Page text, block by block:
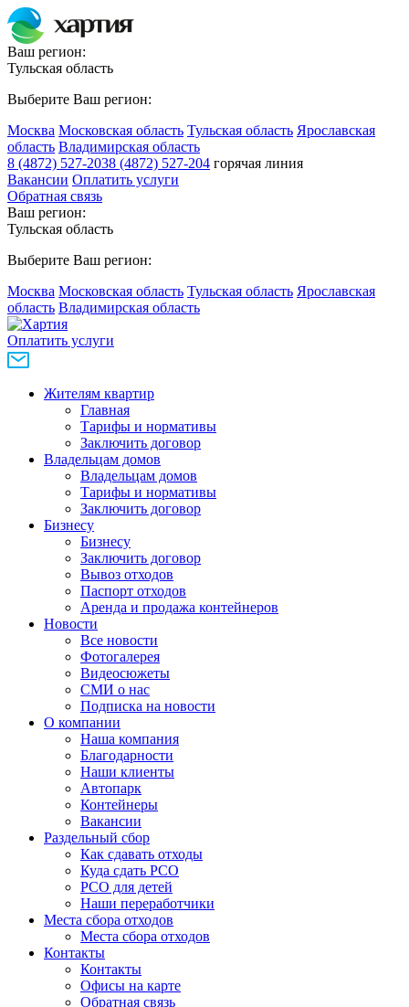
Ваш регион:
Тульская область
Выберите Ваш регион:
Москва Московская область Тульская область Ярославская
область Владимирская область
8 (4872) 527-2038 (4872) 527-204 горячая линия
Вакансии Оплатить услуги
Обратная связь
Ваш регион:
Тульская область
Выберите Ваш регион:
Москва Московская область Тульская область Ярославская
область Владимирская область
Оплатить услуги
Жителям квартир
Главная
Тарифы и нормативы
Заключить договор
Владельцам домов
Владельцам домов
Тарифы и нормативы
Заключить договор
Бизнесу
Бизнесу
Заключить договор
Вывоз отходов
Паспорт отходов
Аренда и продажа контейнеров
Новости
Все новости
Фотогалерея
Видеосюжеты
СМИ о нас
Подписка на новости
О компании
Наша компания
Благодарности
Наши клиенты
Автопарк
Контейнеры
Вакансии
Раздельный сбор
Как сдавать отходы
Куда сдать РСО
РСО для детей
Наши переработчики
Места сбора отходов
Места сбора отходов
Контакты
Контакты
Офисы на карте
Обратная связь